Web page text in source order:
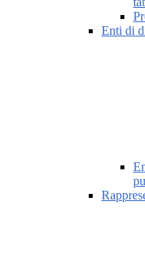
Enti di